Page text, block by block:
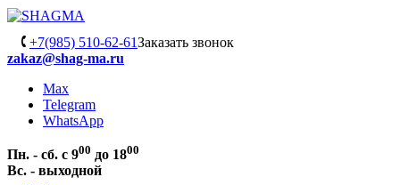
+7(985) 510-62-61Заказать звонок
zakaz@shag-ma.ru
Max
Telegram
WhatsApp
Пн. - сб. с 900 до 1800
Вс. - выходной